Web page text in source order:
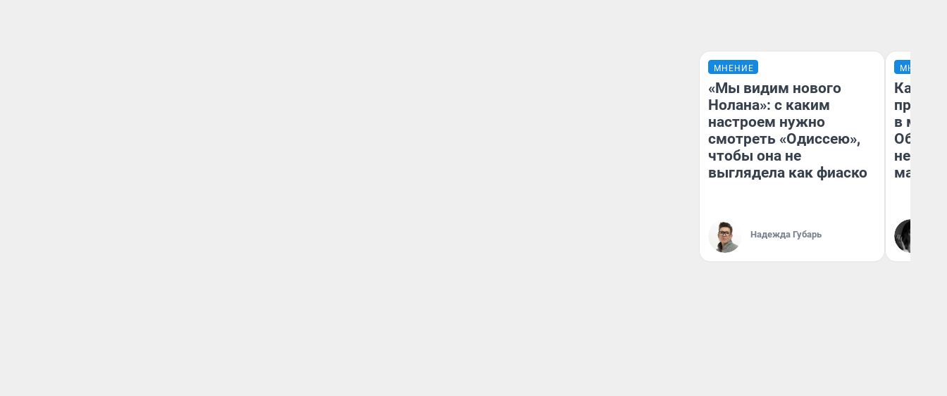
МНЕНИЕ
«Мы видим нового
Нолана»: с каким
настроем нужно
смотреть «Одиссею»,
чтобы она не
выглядела как фиаско
Надежда Губарь
МНЕНИЕ
Какие
в
Обзор